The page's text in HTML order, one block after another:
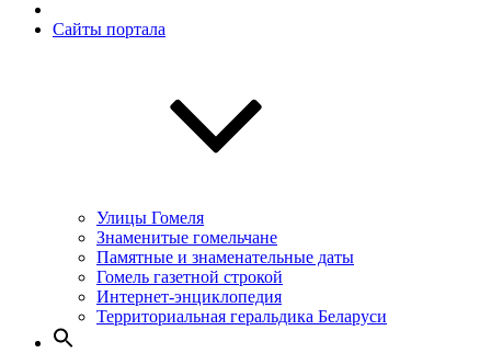
Сайты портала
Улицы Гомеля
Знаменитые гомельчане
Памятные и знаменательные даты
Гомель газетной строкой
Интернет-энциклопедия
Территориальная геральдика Беларуси